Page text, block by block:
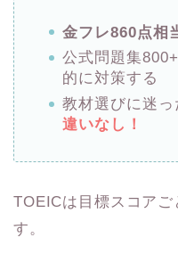
金フレ860点相
公式問題集
的に対策する
教材選びに迷っ
違いなし！
TOEICは目標スコアご
す。